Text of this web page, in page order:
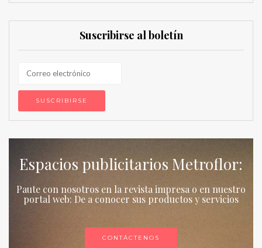
Suscribirse al boletín
Espacios publicitarios Metroflor:
Paute con nosotros en la revista impresa o en nuestro
portal web: De a conocer sus productos y servicios
CONTÁCTENOS